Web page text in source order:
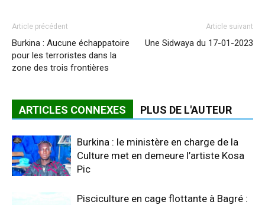
Article précédent
Burkina : Aucune échappatoire
pour les terroristes dans la
zone des trois frontières
Article suivant
Une Sidwaya du 17-01-2023
ARTICLES CONNEXES PLUS DE L'AUTEUR
Burkina : le ministère en charge de la
Culture met en demeure l’artiste Kosa
Pic
Pisciculture en cage flottante à Bagré :